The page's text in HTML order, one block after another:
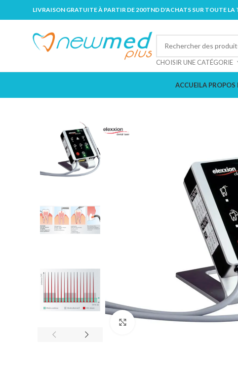
LIVRAISON GRATUITE À PARTIR DE 200TND D'ACHATS SUR TOUTE LA
CHOISIR UNE CATÉGORIE
ACCUEILA PROPOS
Cliquez pour agrandir